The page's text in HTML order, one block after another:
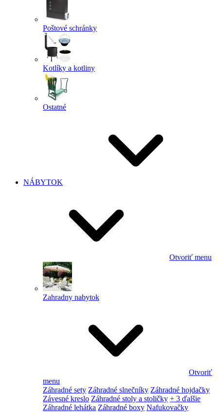
Poštové schránky
Kotlíky a kotliny
Ostatné
NÁBYTOK
Otvoriť menu
Zahradny nabytok
Otvoriť
menu
Záhradné sety Záhradné slnečníky Záhradné hojdačky
Závesné kreslo Záhradné stoly a stoličky + 3 ďalšie
Záhradné lehátka Záhradné boxy Nafukovačky